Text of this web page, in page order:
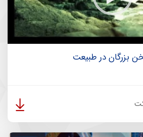
بزرگان در طبیعت